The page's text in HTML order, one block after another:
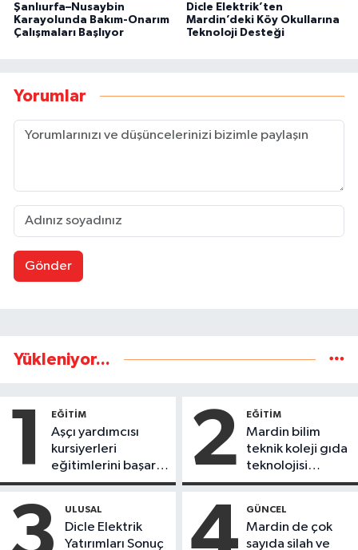
Şanlıurfa–Nusaybin
Karayolunda Bakım-Onarım
Çalışmaları Başlıyor
Dicle Elektrik’ten
Mardin’deki Köy Okullarına
Teknoloji Desteği
Yorumlar
Gönder
Yükleniyor...
1 EĞİTİM
Aşçı yardımcısı
kursiyerleri
eğitimlerini başarı
ile tamamladı
2 EĞİTİM
Mardin bilim
teknik koleji gıda
teknolojisi
öğrencileri
ürünlerini satarak
köydeki
ULUSAL
Dicle Elektrik
Yatırımları Sonuç
GÜNCEL
Mardin de çok
sayıda silah ve